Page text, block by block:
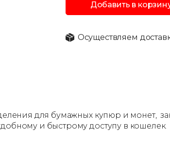
Добавить в
Осуществляем
для бумажных купюр и монет,
и быстрому доступу в кошелек.